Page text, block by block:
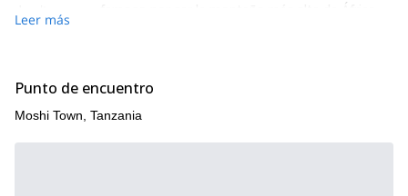
famoso por ser la montaña más alta de África
Ascender hasta la cumbre de la montaña es una actividad
Nuestro viaje comienza en la ciudad de Moshi, ubicada muy
cerca de la montaña, y desde allí conducimos hasta nuestro
punto de inicio, la Puerta Machame.
Leer más
Punto de encuentro
Moshi Town, Tanzania